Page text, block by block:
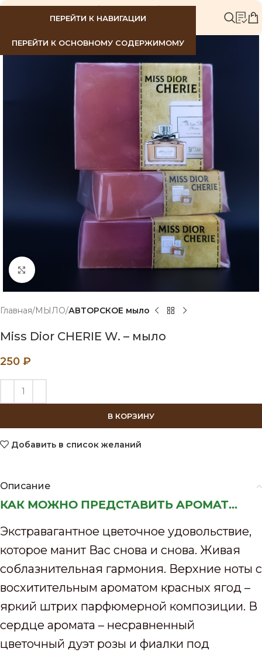
ПЕРЕЙТИ К НАВИГАЦИИ
ПЕРЕЙТИ К ОСНОВНОМУ СОДЕРЖИМОМУ
Нажмите, чтобы увеличить
Главная МЫЛО АВТОРСКОЕ мыло
Miss Dior CHERIE W. – мыло
250 ₽
В КОРЗИНУ
Добавить в список желаний
Описание
КАК МОЖНО ПРЕДСТАВИТЬ АРОМАТ...
Экстравагантное цветочное удовольствие,
которое манит Вас снова и снова. Живая
соблазнительная гармония. Верхние ноты с
восхитительным ароматом красных ягод –
яркий штрих парфюмерной композиции. В
сердце аромата – несравненный
цветочный дуэт розы и фиалки под